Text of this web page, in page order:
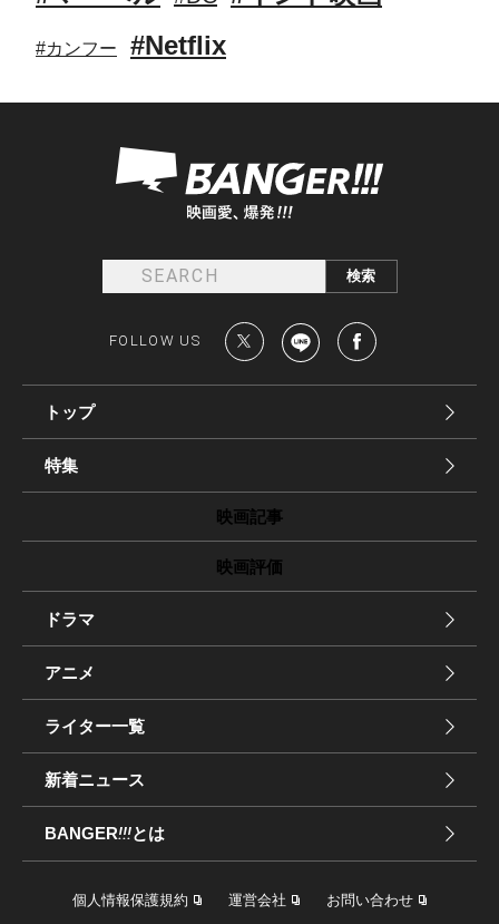
#カンフー #Netflix
FOLLOW US
トップ
特集
映画記事
映画評価
ドラマ
アニメ
ライター一覧
新着ニュース
BANGER!!!とは
個人情報保護規約 運営会社 お問い合わせ